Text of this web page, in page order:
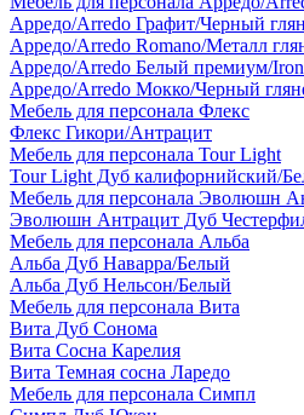
Арредо/Arredo Графит/Черный
Арредо/Arredo Romano/Металл
Арредо/Arredo Белый премиум/
Арредо/Arredo Мокко/Черный
Мебель для персонала Флекс
Флекс Гикори/Антрацит
Мебель для персонала Tour Light
Tour Light Дуб калифорнийский/
Мебель для персонала Эволюшн
Эволюшн Антрацит Дуб
Мебель для персонала Альба
Альба Дуб Наварра/Белый
Альба Дуб Нельсон/Белый
Мебель для персонала Вита
Вита Дуб Сонома
Вита Сосна Карелия
Вита Темная сосна Ларедо
Мебель для персонала Симпл